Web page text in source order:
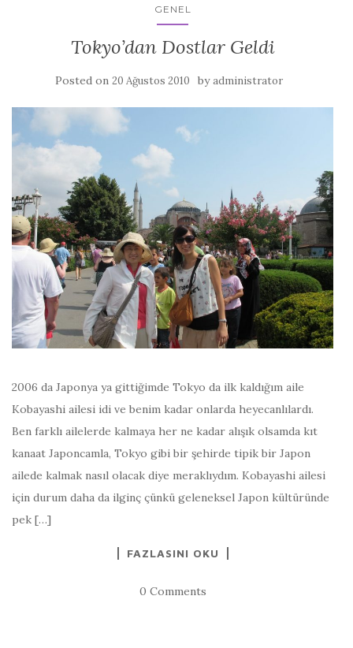
GENEL
Tokyo’dan Dostlar Geldi
Posted on 20 Ağustos 2010 byadministrator
2006 da Japonya ya gittiğimde Tokyo da ilk kaldığım aile
Kobayashi ailesi idi ve benim kadar onlarda heyecanlılardı.
Ben farklı ailelerde kalmaya her ne kadar alışık olsamda kıt
kanaat Japoncamla, Tokyo gibi bir şehirde tipik bir Japon
ailede kalmak nasıl olacak diye meraklıydım. Kobayashi ailesi
için durum daha da ilginç çünkü geleneksel Japon kültüründe
pek […]
FAZLASINI OKU
0 Comments